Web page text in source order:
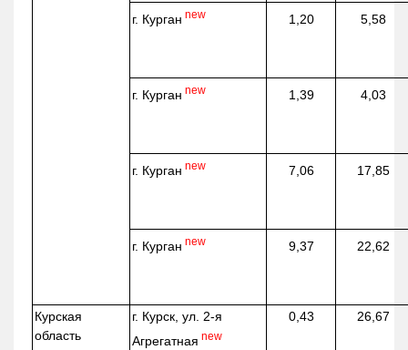
г. Курган new 1,20 5,58
г. Курган new 1,39 4,03
г. Курган new 7,06 17,85
г. Курган new 9,37 22,62
Курская
область
г. Курск, ул. 2-я
Агрегатная new
0,43 26,67